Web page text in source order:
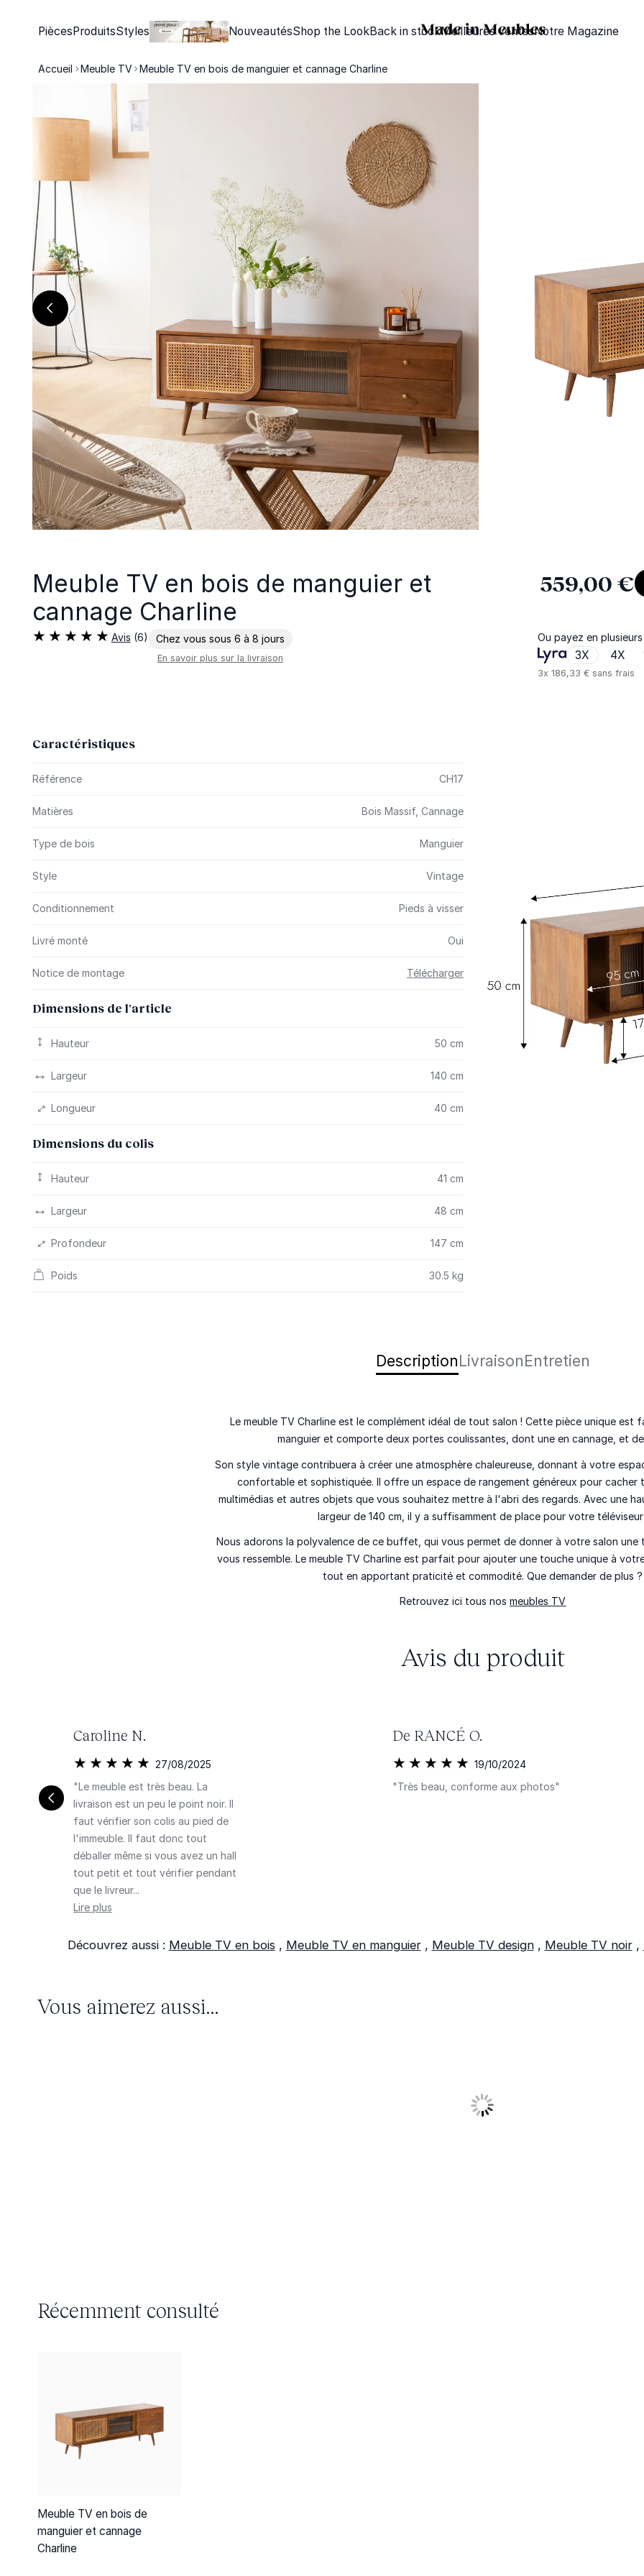
PiècesProduitsStyles NouveautésShop the LookBack in stockMeilleures ventesNotre Magazine
Accueil Meuble TV Meuble TV en bois de manguier et cannage Charline
Meuble TV en bois de manguier et
cannage Charline
Avis (6) Chez vous sous 6 à 8 jours
En savoir plus sur la livraison
559,00 €
Ou payez en
3X 4X
3x 186,33 €sans frais
Caractéristiques
Référence CH17
Matières Bois Massif, Cannage
Type de bois Manguier
Style Vintage
Conditionnement Pieds à visser
Livré monté Oui
Notice de montage Télécharger
Dimensions de l'article
Hauteur 50 cm
Largeur 140 cm
Longueur 40 cm
Dimensions du colis
Hauteur 41 cm
Largeur 48 cm
Profondeur 147 cm
Poids 30.5 kg
DescriptionLivraisonEntretien
Le meuble TV Charline est le complément idéal de tout salon ! Cette pièce unique est
manguier et comporte deux portes coulissantes, dont une en cannage, et
Son style vintage contribuera à créer une atmosphère chaleureuse, donnant à votre
confortable et sophistiquée. Il offre un espace de rangement généreux pour cacher
multimédias et autres objets que vous souhaitez mettre à l'abri des regards. Avec une
largeur de 140 cm, il y a suffisamment de place pour votre
Nous adorons la polyvalence de ce buffet, qui vous permet de donner à votre salon une
vous ressemble. Le meuble TV Charline est parfait pour ajouter une touche unique à
tout en apportant praticité et commodité. Que demander de plus ?
Retrouvez ici tous nosmeubles TV
Avis du produit
Caroline N.
27/08/2025
"Le meuble est très beau. La
livraison est un peu le point noir. Il
faut vérifier son colis au pied de
l'immeuble. Il faut donc tout
déballer même si vous avez un hall
tout petit et tout vérifier pendant
que le livreur...
Lire plus
De RANCÉ O.
19/10/2024
"Très beau, conforme aux photos"
Découvrez aussi : Meuble TV en bois, Meuble TV en manguier, Meuble TV design, Meuble TV noir,
Vous aimerez aussi...
Récemment consulté
Meuble TV en bois de
manguier et cannage
Charline